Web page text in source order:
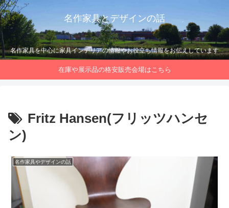
名作家具とデザインの話
名作家具を中心に家具インテリアの情報やお役立ち情報をお伝えしています
在庫や展示品の格安販売会場はこちら
Fritz Hansen(フリッツハンセ
ン)
名作家具やデザインの話